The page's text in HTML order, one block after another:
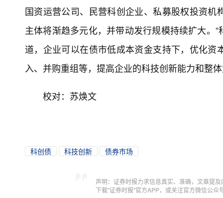
国资运营公司、民营科创企业、私募股权投资
主体将渐趋多元化，并带动发行规模持续扩大。
道，企业可以在债市低成本资金支持下，优化
入、并购重组等，提高企业的科技创新能力和整
校对：苏焕文
科创债 科技创新 债券市场
声明：证券时报力求信息真实、准确，文章提
下载"证券时报"官方APP，或关注官方微信公